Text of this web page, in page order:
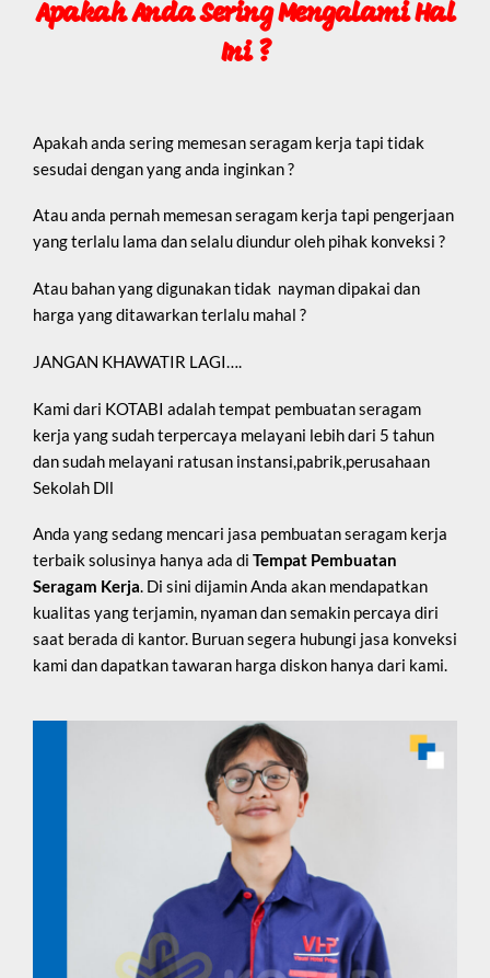
Apakah Anda Sering Mengalami Hal
Ini ?
Apakah anda sering memesan seragam kerja tapi tidak
sesudai dengan yang anda inginkan ?
Atau anda pernah memesan seragam kerja tapi pengerjaan
yang terlalu lama dan selalu diundur oleh pihak konveksi ?
Atau bahan yang digunakan tidak nayman dipakai dan
harga yang ditawarkan terlalu mahal ?
JANGAN KHAWATIR LAGI….
Kami dari KOTABI adalah tempat pembuatan seragam
kerja yang sudah terpercaya melayani lebih dari 5 tahun
dan sudah melayani ratusan instansi,pabrik,perusahaan
Sekolah Dll
Anda yang sedang mencari jasa pembuatan seragam kerja
terbaik solusinya hanya ada di Tempat Pembuatan
Seragam Kerja. Di sini dijamin Anda akan mendapatkan
kualitas yang terjamin, nyaman dan semakin percaya diri
saat berada di kantor. Buruan segera hubungi jasa konveksi
kami dan dapatkan tawaran harga diskon hanya dari kami.